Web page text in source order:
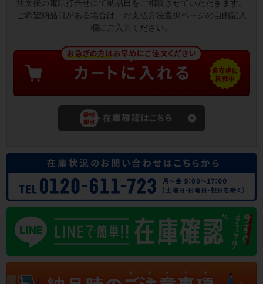
注文後の電話打合せにて納品日をご相談させていただきます。
ご希望納品日がある場合は、お支払方法選択ページの自由記入
欄にご入力ください。